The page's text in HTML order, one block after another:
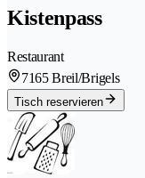
Kistenpass
Restaurant
7165 Breil/Brigels
Tisch reservieren